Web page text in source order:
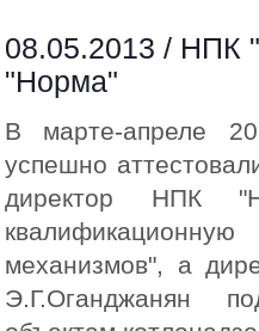
08.05.2013 / НПК
"Норма"
В марте-апреле
успешно
директор НПК
механизмов", а
Э.Г.Оганджанян